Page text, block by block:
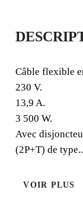
500 W. Avec
Câble flexible
230 V.
13,9 A.
3 500 W.
Avec
(2P+T) de
VOIR PLUS